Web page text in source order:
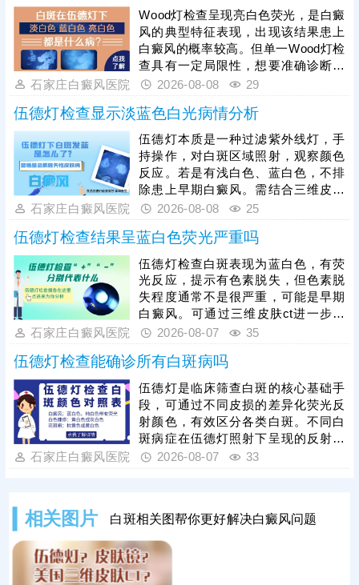
观观测皮肤浅层组织结构变化，区分
稳定期与恢复期、进展期状态。除此
之外，临床常需配套完善血常规、免
疫功能、肝肾功能等基础检查，全面
明确白斑发病诱因与整体病情，规避
盲目治疗。白癜风诊疗需依托全套检
查结果，制
Wood灯检查呈现亮白色荧光，是白癜
风的典型特征表现，出现该结果患上
白癜风的概率较高。但单一Wood灯检
查具有一定局限性，想要准确诊断病
情，需联合三维皮肤ct、血常规、免
皮肤黑色素脱失程度、身体机能及免
疫异常情况，排除其他相似白斑皮肤
病。需要注意的是，白癜风不会自行
消退，且白斑易扩散、蔓延，确诊后
需抓紧黄金治疗时机，根据各项检查
结果制定针对性诊疗方案。
石家庄白癜风医院 2026-08-08 29
伍德灯检查显示淡蓝色白光病情分析
伍德灯本质是一种过滤紫外线灯，手
持操作，对白斑区域照射，观察颜色
反应。若是有浅白色、蓝白色，不排
除患上早期白癜风。需结合三维皮肤
ct进一步诊断，了解基底层黑色素细
胞数目、增减情况、运动轨迹等，令
白斑诊断结果有据可依。如果是早期
白癜风，正是治疗的黄金时期，抓早
期用药，对症治疗，白斑复色希望
大。
石家庄白癜风医院 2026-08-08 25
伍德灯检查结果呈蓝白色荧光严重吗
伍德灯检查白斑表现为蓝白色，有荧
光反应，提示有色素脱失，但色素脱
失程度通常不是很严重，可能是早期
白癜风。可通过三维皮肤ct进一步检
查，了解基底层黑色素细胞数目、生
学依据，准确分辨白斑时期和类型，
指导规范治疗。早期白癜风治疗可以
用药，对症祛白，也可以搭配308激
光综合祛白，提升祛白速度，加快肤
色还原。
石家庄白癜风医院 2026-08-07 35
伍德灯检查能确诊所有白斑病吗
伍德灯是临床筛查白斑的核心基础手
段，可通过不同皮损的差异化荧光反
射颜色，有效区分各类白斑。不同白
斑病症在伍德灯照射下呈现的反射颜
色不同，能初步甄别白癜风、白色糠
局限性，临床需联合三维皮肤ct、血
常规、免疫异常检测等项目进一步检
查，清楚明确黑色素脱失程度、皮肤
皮损状态及身体诱因，全面掌握病
石家庄白癜风医院 2026-08-07 33
相关图片 白斑相关图帮你更好解决白癜风问题